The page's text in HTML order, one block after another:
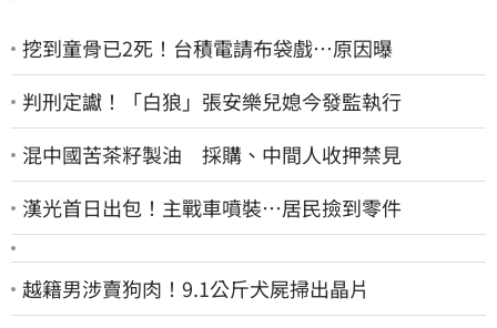
挖到童骨已2死！台積電請布袋戲…原因曝
判刑定讞！「白狼」張安樂兒媳今發監執行
混中國苦茶籽製油 採購、中間人收押禁見
漢光首日出包！主戰車噴裝…居民撿到零件
越籍男涉賣狗肉！9.1公斤犬屍掃出晶片